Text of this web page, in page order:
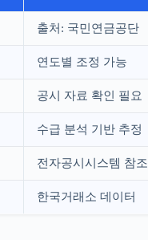
출처: 국민연금공단
연도별 조정 가능
공시 자료 확인 필요
수급 분석 기반 추정
전자공시시스템 참조
한국거래소 데이터